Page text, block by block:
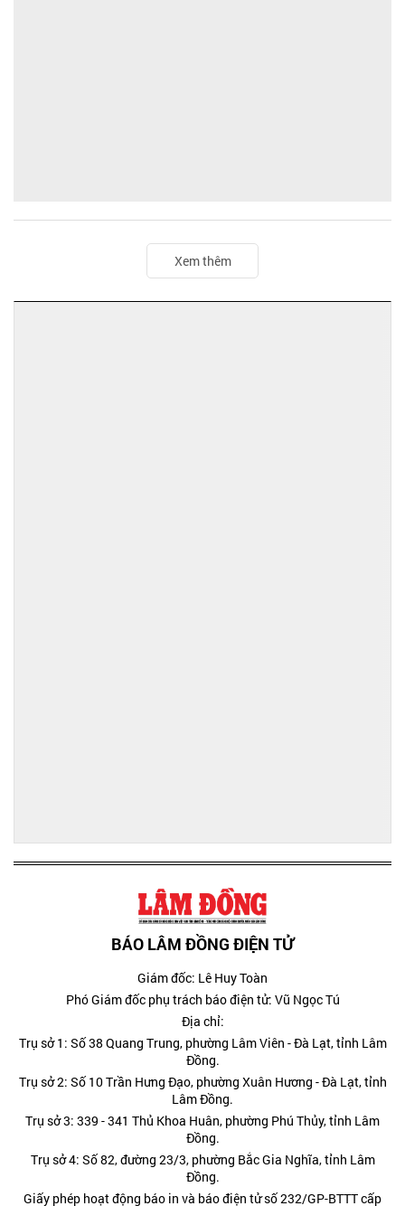
Xem thêm
BÁO LÂM ĐỒNG ĐIỆN TỬ
Giám đốc: Lê Huy Toàn
Phó Giám đốc phụ trách báo điện tử: Vũ Ngọc Tú
Địa chỉ:
Trụ sở 1: Số 38 Quang Trung, phường Lâm Viên - Đà Lạt, tỉnh Lâm
Đồng.
Trụ sở 2: Số 10 Trần Hưng Đạo, phường Xuân Hương - Đà Lạt, tỉnh
Lâm Đồng.
Trụ sở 3: 339 - 341 Thủ Khoa Huân, phường Phú Thủy, tỉnh Lâm
Đồng.
Trụ sở 4: Số 82, đường 23/3, phường Bắc Gia Nghĩa, tỉnh Lâm
Đồng.
Giấy phép hoạt động báo in và báo điện tử số 232/GP-BTTT cấp